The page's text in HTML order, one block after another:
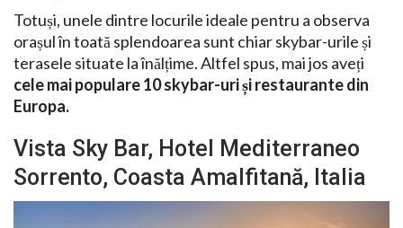
Totuși, unele dintre locurile ideale pentru a observa
orașul în toată splendoarea sunt chiar skybar-urile și
terasele situate la înălțime. Altfel spus, mai jos aveți
cele mai populare 10 skybar-uri și restaurante din
Europa.
Vista Sky Bar, Hotel Mediterraneo
Sorrento, Coasta Amalfitană, Italia